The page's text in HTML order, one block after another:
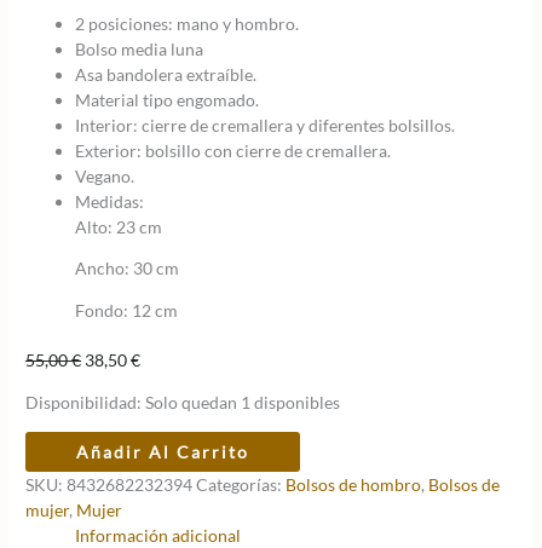
2 posiciones: mano y hombro.
Bolso media luna
Asa bandolera extraíble.
Material tipo engomado.
Interior: cierre de cremallera y diferentes bolsillos.
Exterior: bolsillo con cierre de cremallera.
Vegano.
Medidas:
Alto: 23 cm
Ancho: 30 cm
Fondo: 12 cm
55,00€ El
original
era:
55,00 €.
38,50€El
actual
es:
38,50 €.
Disponibilidad: Solo quedan 1 disponibles
de
hombro
Osaka
Añadir Al Carrito
SKU:8432682232394Categorías: Bolsos de hombro, Bolsos de
mujer, Mujer
Información adicional